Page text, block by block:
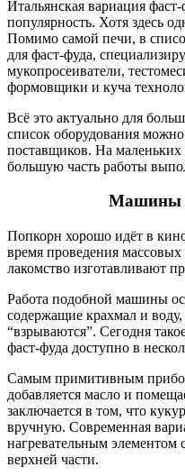
Итальянская вариация
популярность. Хотя здесь
Помимо самой печи, в
для фаст-фуда,
мукопросеиватели,
формовщики и куча
Всё это актуально для
список оборудования можно
поставщиков. На маленьких
большую часть работы
Машины
Попкорн хорошо идёт в
время проведения
лакомство изготавливают
Работа подобной машины
содержащие крахмал и
“взрываются”. Сегодня
фаст-фуда доступно в
Самым примитивным
добавляется масло и
заключается в том, что
вручную. Современная
нагревательным элементом
верхней части.